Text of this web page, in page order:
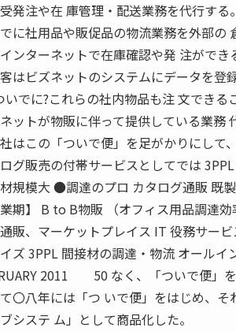
発注や在 庫管理・配送業務を代行する。
に社用品や販促品の物流業務を外部の
ンターネットで在庫確認や発 注ができ
はビズネットのシステムにデータを登
いでに?これらの社内物品も注 文できる
ットが物販に伴って提供している業務
はこの「ついで便」を足がかりにして
グ販売の付帯サービスとしてでは
規模大 ●調達のプロ カタログ通販 既
業期】 B to B物販 （オフィス用品調達
販、マーケットプレイス IT 役務サ
ズ 3PPL 間接材の調達・物流 オール
2011 50 なく、「ついで便」を
〇八年には「つ いで便」をはじめ、
システ ム」として商品化した。